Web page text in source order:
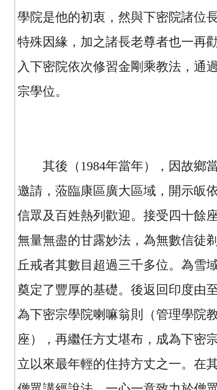
學院是他的初衷，然與下密院諸位
特殊因緣，加之諸長老尊者也一再
入下密院依次修習金剛乘教法，通
宗學位。
其後（1984年當年），因故鄉
邀請，蒞臨康區廣大區域，開示皈
信眾及百姓熱列歡迎。接受四十餘
無量無盡的甘露妙法，為無數信徒
丘戒者其數目超過三千多位。為雪
奠定了豐厚的基礎。後返回印度由
為下密宗學院喇嘛翁則（管理學院
座），再繼任方丈堪布，成為下密
立以來最年輕的住持方丈之一。在